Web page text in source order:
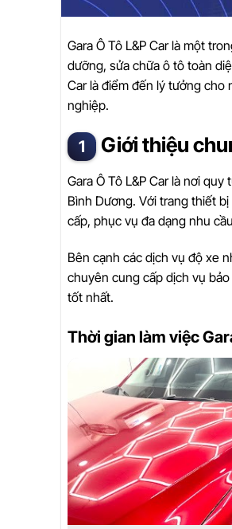
Gara Ô Tô L&P Car là một
dưỡng, sửa chữa ô tô toàn
Car là điểm đến lý tưởng cho
nghiệp.
Giới thiệu
Gara Ô Tô L&P Car là nơi
Bình Dương. Với trang thiết
cấp, phục vụ đa dạng nhu
Bên cạnh các dịch vụ độ xe
chuyên cung cấp dịch vụ
tốt nhất.
Thời gian làm việc